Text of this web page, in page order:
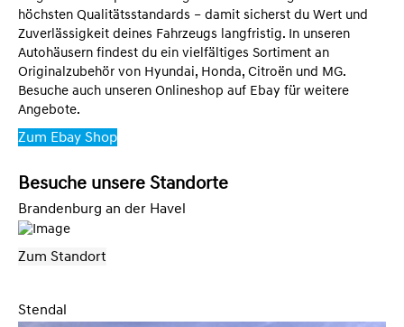
höchsten Qualitätsstandards – damit sicherst du Wert und
Zuverlässigkeit deines Fahrzeugs langfristig. In unseren
Autohäusern findest du ein vielfältiges Sortiment an
Originalzubehör von Hyundai, Honda, Citroën und MG.
Besuche auch unseren Onlineshop auf Ebay für weitere
Angebote.
Zum Ebay Shop
Besuche unsere Standorte
Brandenburg an der Havel
Zum Standort
Stendal